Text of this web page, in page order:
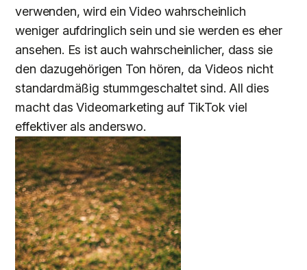
verwenden, wird ein Video wahrscheinlich
weniger aufdringlich sein und sie werden es eher
ansehen. Es ist auch wahrscheinlicher, dass sie
den dazugehörigen Ton hören, da Videos nicht
standardmäßig stummgeschaltet sind. All dies
macht das Videomarketing auf TikTok viel
effektiver als anderswo.